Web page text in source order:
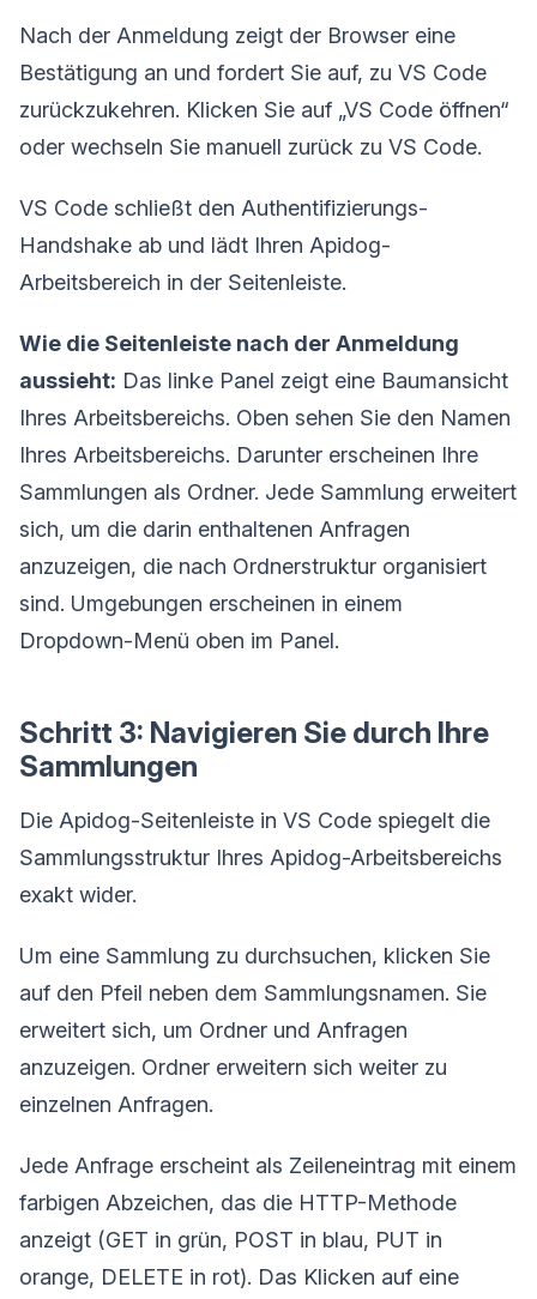
Nach der Anmeldung zeigt der Browser eine
Bestätigung an und fordert Sie auf, zu VS Code
zurückzukehren. Klicken Sie auf „VS Code öffnen“
oder wechseln Sie manuell zurück zu VS Code.
VS Code schließt den Authentifizierungs-
Handshake ab und lädt Ihren Apidog-
Arbeitsbereich in der Seitenleiste.
Wie die Seitenleiste nach der Anmeldung
aussieht: Das linke Panel zeigt eine Baumansicht
Ihres Arbeitsbereichs. Oben sehen Sie den Namen
Ihres Arbeitsbereichs. Darunter erscheinen Ihre
Sammlungen als Ordner. Jede Sammlung erweitert
sich, um die darin enthaltenen Anfragen
anzuzeigen, die nach Ordnerstruktur organisiert
sind. Umgebungen erscheinen in einem
Dropdown-Menü oben im Panel.
Schritt 3: Navigieren Sie durch Ihre
Sammlungen
Die Apidog-Seitenleiste in VS Code spiegelt die
Sammlungsstruktur Ihres Apidog-Arbeitsbereichs
exakt wider.
Um eine Sammlung zu durchsuchen, klicken Sie
auf den Pfeil neben dem Sammlungsnamen. Sie
erweitert sich, um Ordner und Anfragen
anzuzeigen. Ordner erweitern sich weiter zu
einzelnen Anfragen.
Jede Anfrage erscheint als Zeileneintrag mit einem
farbigen Abzeichen, das die HTTP-Methode
anzeigt (GET in grün, POST in blau, PUT in
orange, DELETE in rot). Das Klicken auf eine